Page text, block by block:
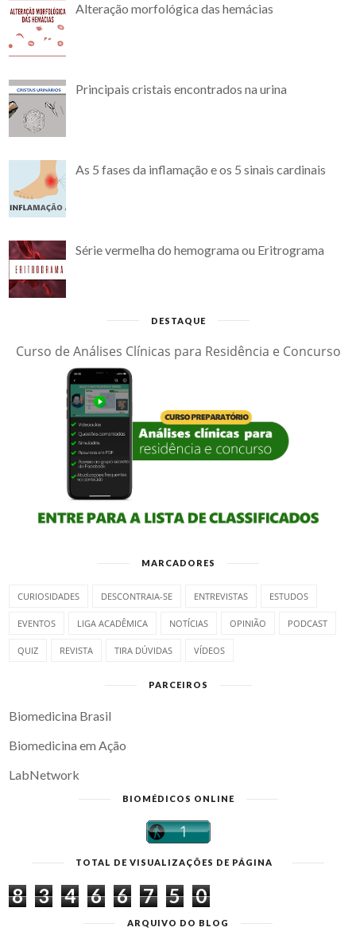
Alteração morfológica das hemácias
Principais cristais encontrados na urina
As 5 fases da inflamação e os 5 sinais cardinais
Série vermelha do hemograma ou Eritrograma
DESTAQUE
Curso de Análises Clínicas para Residência e Concurso
MARCADORES
CURIOSIDADES DESCONTRAIA-SE ENTREVISTAS ESTUDOS
EVENTOS LIGA ACADÊMICA NOTÍCIAS OPINIÃO PODCAST
QUIZ REVISTA TIRA DÚVIDAS VÍDEOS
PARCEIROS
Biomedicina Brasil
Biomedicina em Ação
LabNetwork
BIOMÉDICOS ONLINE
TOTAL DE VISUALIZAÇÕES DE PÁGINA
8 3 4 6 6 7 5 0
ARQUIVO DO BLOG